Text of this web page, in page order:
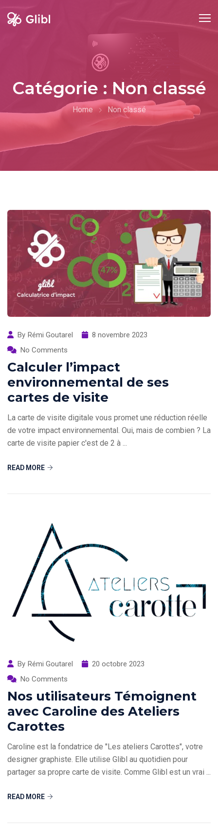
Skip
Catégorie : Non classé
Home Non classé
By Rémi Goutarel
8 novembre 2023
No Comments
Calculer l’impact
environnemental de ses
cartes de visite
La carte de visite digitale vous promet une réduction réelle
de votre impact environnemental. Oui, mais de combien ? La
carte de visite papier c'est de 2 à ...
READ MORE
By Rémi Goutarel
20 octobre 2023
No Comments
Nos utilisateurs Témoignent
avec Caroline des Ateliers
Carottes
Caroline est la fondatrice de "Les ateliers Carottes", votre
designer graphiste. Elle utilise Glibl au quotidien pour
partager sa propre carte de visite. Comme Glibl est un vrai ...
READ MORE